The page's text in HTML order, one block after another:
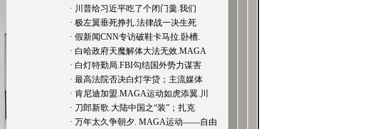
· 川普给习近平吃了个闭门羹.我们
· 极左翼垂死挣扎.法律战一决生死
· 假新闻CNN专访破鞋卡马拉.卧槽.
· 白哈政府天魔解体大法无效.MAGA
· 白灯特勤局.FBI勾结国外势力谋害
· 最高法院否决白灯学贷；主流媒体
· 肯尼迪加盟.MAGA运动如虎添翼.川
· 刀郎新歌.大陆中国之“装”；扎克
· 万年太久争朝夕. MAGA运动——自由